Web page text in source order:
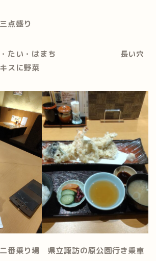
点盛り
たい・はまち
長い穴
スに野菜
番乗り場 県立諏訪の原公園行き乗車